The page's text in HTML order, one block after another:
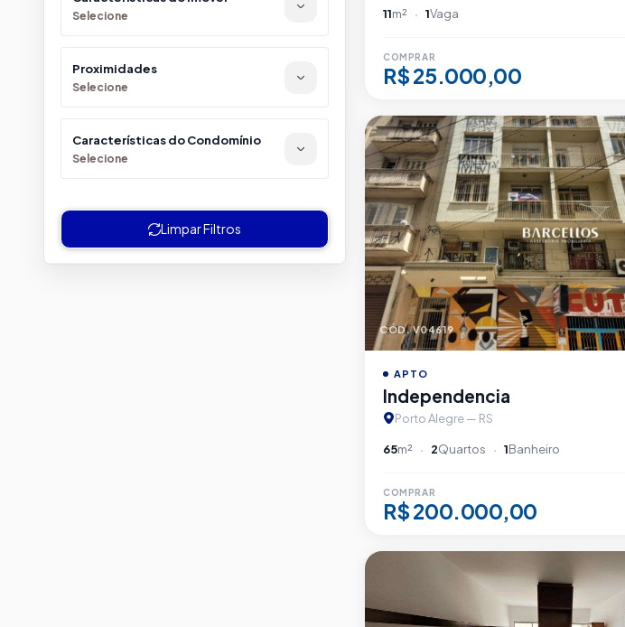
Selecione
Proximidades
Selecione
Características do Condomínio
Selecione
Limpar Filtros
11m² 1Vaga
COMPRAR
R$ 25.000,00
CÓD. V04619
APTO
Independencia
Porto Alegre — RS
65m² 2Quartos 1Banheiro
COMPRAR
R$ 200.000,00